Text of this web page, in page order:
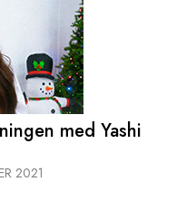
med Yashi
2021